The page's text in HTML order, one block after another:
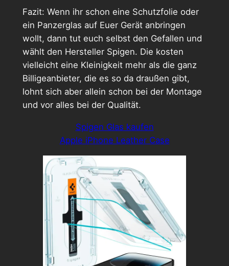
Fazit: Wenn ihr schon eine Schutzfolie oder
ein Panzerglas auf Euer Gerät anbringen
wollt, dann tut euch selbst den Gefallen und
wählt den Hersteller Spigen. Die kosten
vielleicht eine Kleinigkeit mehr als die ganz
Billigeanbieter, die es so da draußen gibt,
lohnt sich aber allein schon bei der Montage
und vor alles bei der Qualität.
Spigen Glas kaufen
Apple iPhone Leather Case